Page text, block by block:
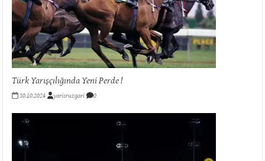
Türk Yarışçılığında Yeni Perde !
30.10.2024 yarisruzgari 0